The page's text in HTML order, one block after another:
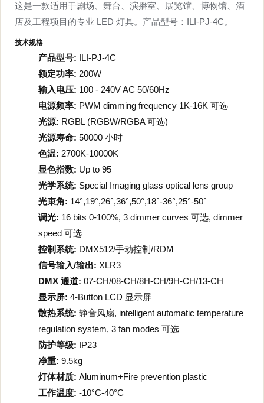
这是一款适用于剧场、舞台、演播室、展览馆、博物馆、酒
店及工程项目的专业 LED 灯具。产品型号：ILI-PJ-4C。
技术规格
产品型号: ILI-PJ-4C
额定功率: 200W
输入电压: 100 - 240V AC 50/60Hz
电源频率: PWM dimming frequency 1K-16K 可选
光源: RGBL (RGBW/RGBA 可选)
光源寿命: 50000 小时
色温: 2700K-10000K
显色指数: Up to 95
光学系统: Special Imaging glass optical lens group
光束角: 14°,19°,26°,36°,50°,18°-36°,25°-50°
调光: 16 bits 0-100%, 3 dimmer curves 可选, dimmer
speed 可选
控制系统: DMX512/手动控制/RDM
信号输入/输出: XLR3
DMX 通道: 07-CH/08-CH/8H-CH/9H-CH/13-CH
显示屏: 4-Button LCD 显示屏
散热系统: 静音风扇, intelligent automatic temperature
regulation system, 3 fan modes 可选
防护等级: IP23
净重: 9.5kg
灯体材质: Aluminum+Fire prevention plastic
工作温度: -10°C-40°C